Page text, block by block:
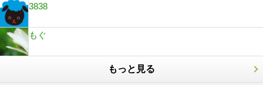
3838
もぐ
もっと見る